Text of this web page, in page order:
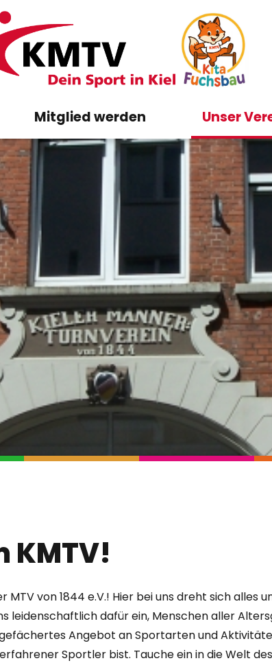
Mitglied werden Unser
KMTV!
von 1844 e.V.! Hier bei uns dreht sich alles
leidenschaftlich dafür ein, Menschen aller
Angebot an Sportarten und
Sportler bist. Tauche ein in die Welt